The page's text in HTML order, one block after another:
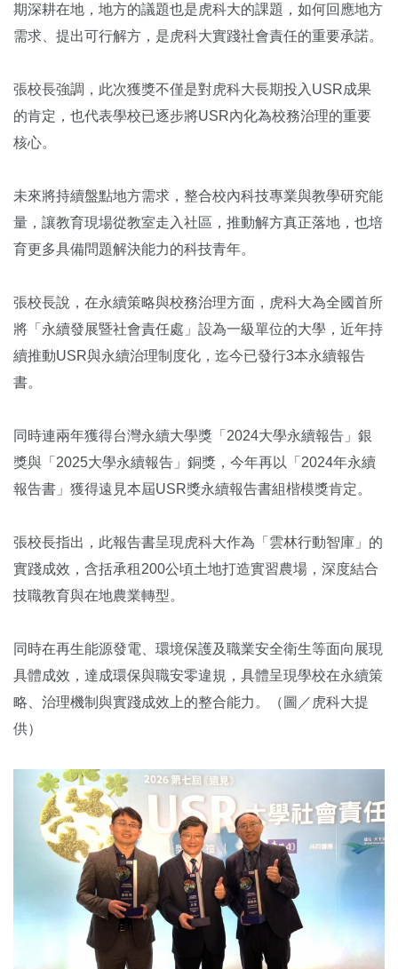
期深耕在地，地方的議題也是虎科大的課題，如何回應地方
需求、提出可行解方，是虎科大實踐社會責任的重要承諾。
張校長強調，此次獲獎不僅是對虎科大長期投入USR成果
的肯定，也代表學校已逐步將USR內化為校務治理的重要
核心。
未來將持續盤點地方需求，整合校內科技專業與教學研究能
量，讓教育現場從教室走入社區，推動解方真正落地，也培
育更多具備問題解決能力的科技青年。
張校長說，在永續策略與校務治理方面，虎科大為全國首所
將「永續發展暨社會責任處」設為一級單位的大學，近年持
續推動USR與永續治理制度化，迄今已發行3本永續報告
書。
同時連兩年獲得台灣永續大學獎「2024大學永續報告」銀
獎與「2025大學永續報告」銅獎，今年再以「2024年永續
報告書」獲得遠見本屆USR獎永續報告書組楷模獎肯定。
張校長指出，此報告書呈現虎科大作為「雲林行動智庫」的
實踐成效，含括承租200公頃土地打造實習農場，深度結合
技職教育與在地農業轉型。
同時在再生能源發電、環境保護及職業安全衛生等面向展現
具體成效，達成環保與職安零違規，具體呈現學校在永續策
略、治理機制與實踐成效上的整合能力。（圖／虎科大提
供）